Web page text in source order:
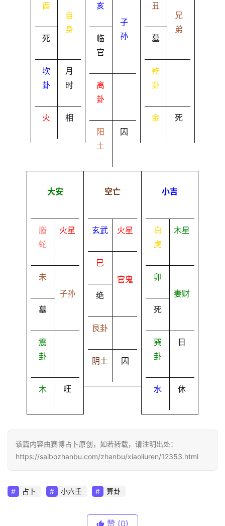
酉
死
自
身
坎
卦
月
时
火 相
亥
临
官
子
孙
离
卦
阳
土
囚
丑
墓
兄
弟
乾
卦
金 死
大安
螣
蛇
火星
未
墓
子孙
震
卦
木 旺
空亡
玄武 火星
巳
绝
官鬼
艮卦
阴土 囚
小吉
白
虎
木星
卯
死
妻财
巽
卦
日
水 休
该篇内容由赛博占卜原创，如若转载，请注明出处：
https://saibozhanbu.com/zhanbu/xiaoliuren/12353.html
占卜 小六壬 算卦
赞 (0)